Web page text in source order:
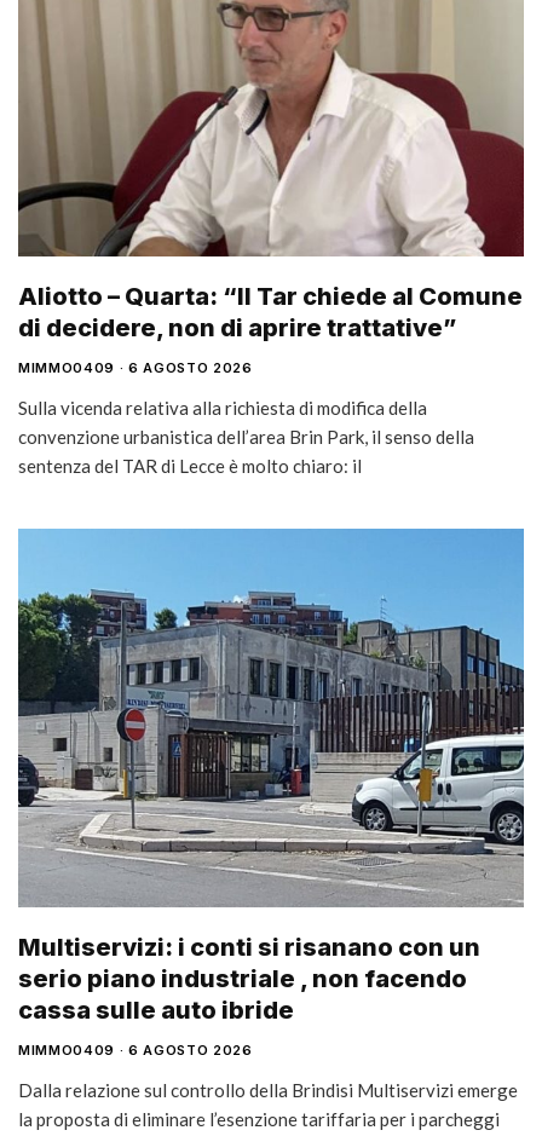
Aliotto – Quarta: “Il Tar chiede al Comune
di decidere, non di aprire trattative”
MIMMO0409 6 AGOSTO 2026
Sulla vicenda relativa alla richiesta di modifica della
convenzione urbanistica dell’area Brin Park, il senso della
sentenza del TAR di Lecce è molto chiaro: il
Multiservizi: i conti si risanano con un
serio piano industriale , non facendo
cassa sulle auto ibride
MIMMO0409 6 AGOSTO 2026
Dalla relazione sul controllo della Brindisi Multiservizi emerge
la proposta di eliminare l’esenzione tariffaria per i parcheggi